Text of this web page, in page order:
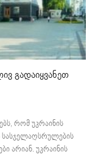
გადაიყვანეთ
რომ უკრაინის
სასჯელაღსრულების
არიან. უკრაინის